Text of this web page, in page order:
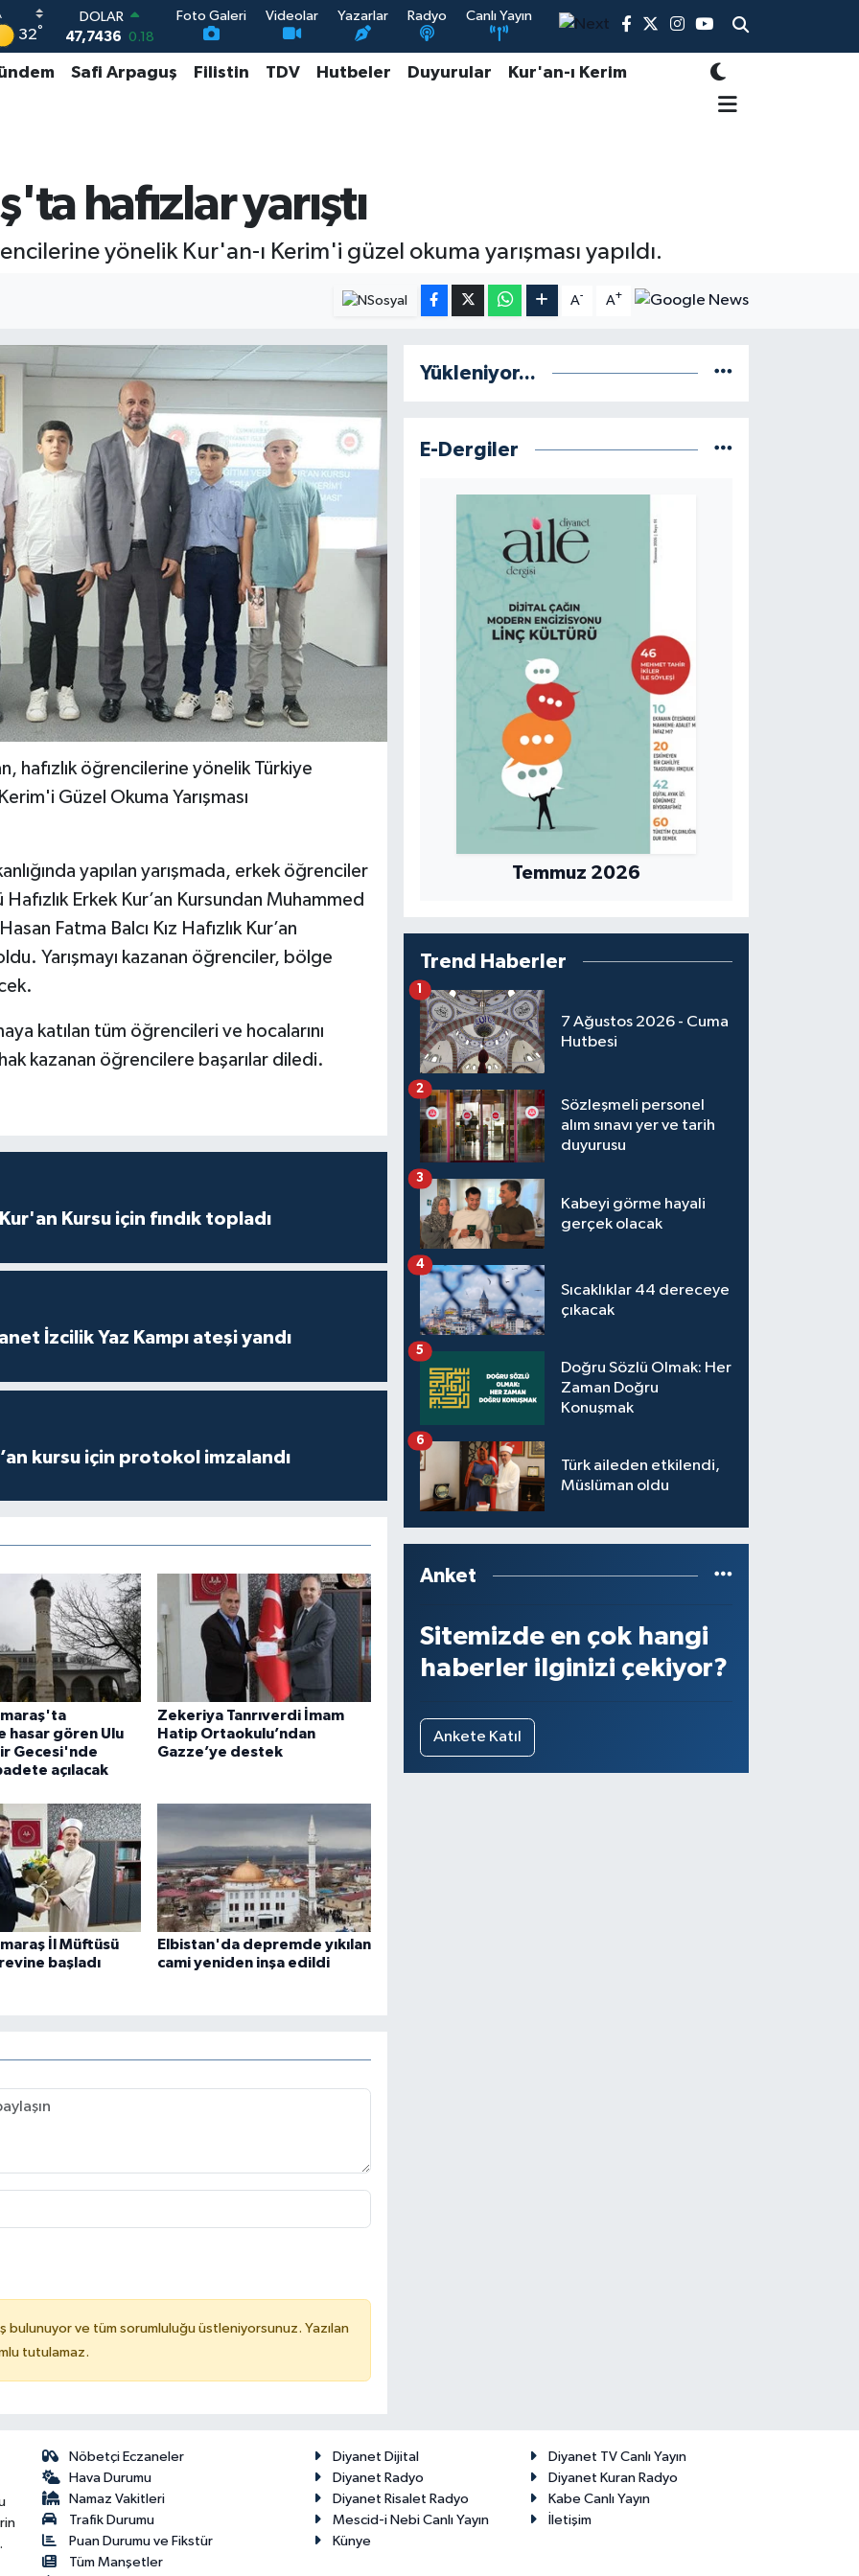
32°
DOLAR
47,7436 0.18
EURO
55,2510 0.32
13.779 -14
Foto Galeri Videolar Yazarlar Radyo Canlı Yayın
Safi Arpaguş Filistin TDV Hutbeler Duyurular Kur'an-ı Kerim
hafızlar yarıştı
yönelik Kur'an-ı Kerim'i güzel okuma yarışması yapıldı.
A- A+
hafızlık öğrencilerine yönelik Türkiye
Güzel Okuma Yarışması
yapılan yarışmada, erkek öğrenciler
Erkek Kur’an Kursundan Muhammed
Fatma Balcı Kız Hafızlık Kur’an
Yarışmayı kazanan öğrenciler, bölge
katılan tüm öğrencileri ve hocalarını
kazanan öğrencilere başarılar diledi.
Kursu için fındık topladı
İzcilik Yaz Kampı ateşi yandı
kursu için protokol imzalandı
hasar gören Ulu
Gecesi'nde
açılacak
Zekeriya Tanrıverdi İmam
Hatip Ortaokulu’ndan
Gazze’ye destek
İl Müftüsü
başladı
Elbistan'da depremde yıkılan
cami yeniden inşa edildi
bulunuyor ve tüm sorumluluğu üstleniyorsunuz. Yazılan
tutulamaz.
Yükleniyor...
E-Dergiler
Temmuz 2026
Trend Haberler
7 Ağustos 2026 - Cuma
Hutbesi
Sözleşmeli personel
alım sınavı yer ve tarih
duyurusu
2
Kabeyi görme hayali
gerçek olacak
3
Sıcaklıklar 44 dereceye
çıkacak
4
Doğru Sözlü Olmak: Her
Zaman Doğru
Konuşmak
5
Türk aileden etkilendi,
Müslüman oldu
6
Anket
Sitemizde en çok hangi
haberler ilginizi çekiyor?
Ankete Katıl
Nöbetçi Eczaneler
Hava Durumu
Namaz Vakitleri
Trafik Durumu
Puan Durumu ve Fikstür
Tüm Manşetler
Diyanet Dijital
Diyanet TV Canlı Yayın
Diyanet Radyo
Diyanet Kuran Radyo
Diyanet Risalet Radyo
Kabe Canlı Yayın
Mescid-i Nebi Canlı Yayın
İletişim
Künye